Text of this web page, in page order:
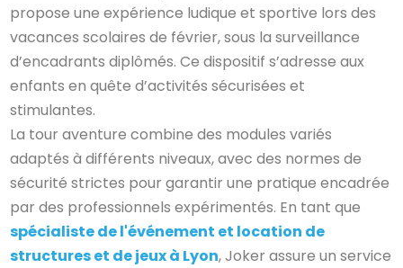
propose une expérience ludique et sportive lors des
vacances scolaires de février, sous la surveillance
d’encadrants diplômés. Ce dispositif s’adresse aux
enfants en quête d’activités sécurisées et
stimulantes.
La tour aventure combine des modules variés
adaptés à différents niveaux, avec des normes de
sécurité strictes pour garantir une pratique encadrée
par des professionnels expérimentés. En tant que
spécialiste de l'événement et location de
structures et de jeux à Lyon, Joker assure un service